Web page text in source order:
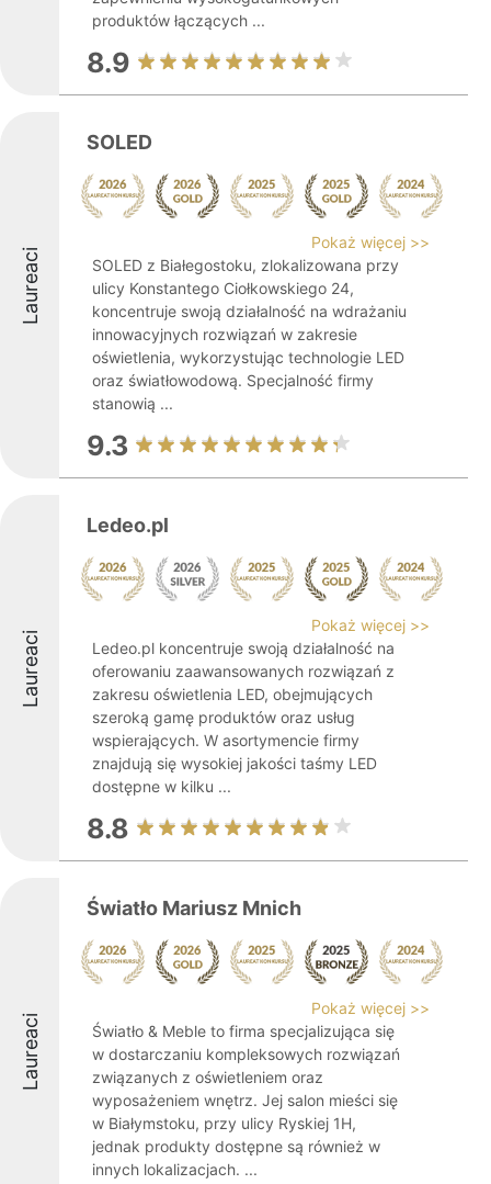
produktów łączących ...
8.9
Laureaci
SOLED
Pokaż więcej >>
SOLED z Białegostoku, zlokalizowana przy
ulicy Konstantego Ciołkowskiego 24,
koncentruje swoją działalność na wdrażaniu
innowacyjnych rozwiązań w zakresie
oświetlenia, wykorzystując technologie LED
oraz światłowodową. Specjalność firmy
stanowią ...
9.3
Laureaci
Ledeo.pl
Pokaż więcej >>
Ledeo.pl koncentruje swoją działalność na
oferowaniu zaawansowanych rozwiązań z
zakresu oświetlenia LED, obejmujących
szeroką gamę produktów oraz usług
wspierających. W asortymencie firmy
znajdują się wysokiej jakości taśmy LED
dostępne w kilku ...
8.8
Laureaci
Światło Mariusz Mnich
Pokaż więcej >>
Światło & Meble to firma specjalizująca się
w dostarczaniu kompleksowych rozwiązań
związanych z oświetleniem oraz
wyposażeniem wnętrz. Jej salon mieści się
w Białymstoku, przy ulicy Ryskiej 1H,
jednak produkty dostępne są również w
innych lokalizacjach. ...